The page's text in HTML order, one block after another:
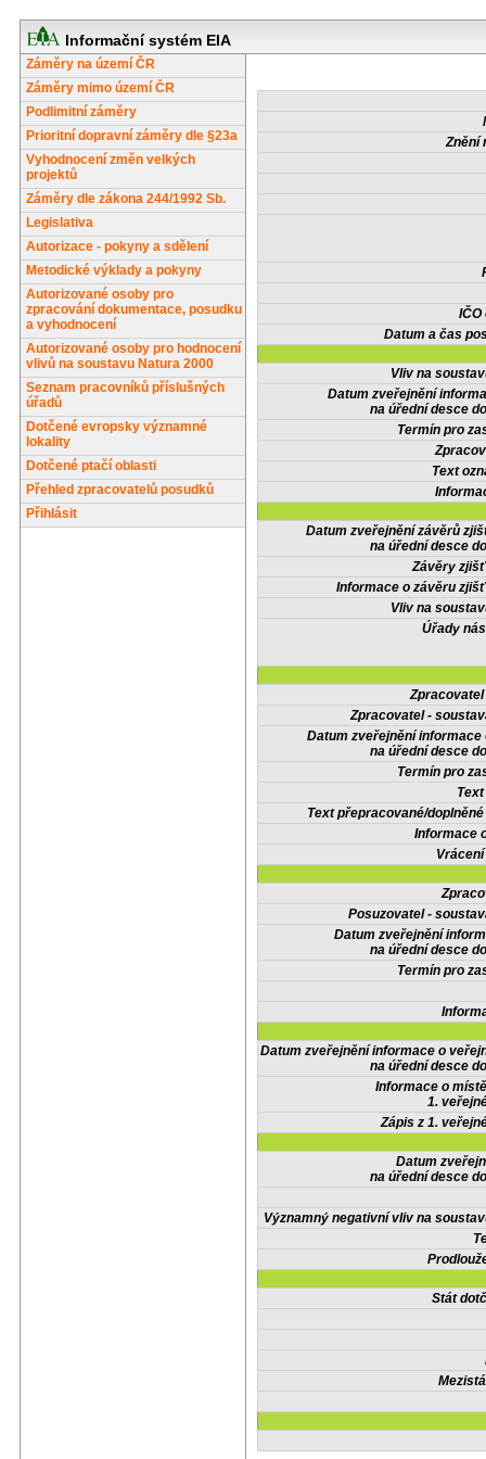
Informační systém EIA
Záměry na území ČR
Záměry mimo území ČR
Podlimitní záměry
Prioritní dopravní záměry dle §23a
Vyhodnocení změn velkých
projektů
Záměry dle zákona 244/1992 Sb.
Legislativa
Autorizace - pokyny a sdělení
Metodické výklady a pokyny
Autorizované osoby pro
zpracování dokumentace, posudku
a vyhodnocení
Autorizované osoby pro hodnocení
vlivů na soustavu Natura 2000
Seznam pracovníků příslušných
úřadů
Dotčené evropsky významné
lokality
Dotčené ptačí oblasti
Přehled zpracovatelů posudků
Přihlásit
Znění
IČO
Datum a čas
Vliv na
Datum zveřejnění
na úřední desce
Termín pro
Text
Datum zveřejnění závěrů
na úřední desce
Závěry
Informace o závěru
Vliv na
Úřady
Zpracovatel -
Datum zveřejnění informace
na úřední desce
Termín pro
Text přepracované/
Informace
Posuzovatel -
Datum zveřejnění
na úřední desce
Termín pro
Datum zveřejnění informace o
na úřední desce
Informace o
1.
Zápis z 1.
Datum
na úřední desce
Významný negativní vliv na
Stát